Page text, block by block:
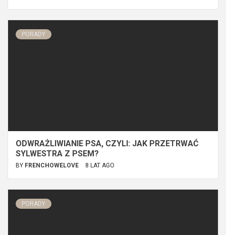
PORADY
ODWRAŻLIWIANIE PSA, CZYLI: JAK PRZETRWAĆ
SYLWESTRA Z PSEM?
BY FRENCHOWELOVE 8 LAT AGO
PORADY